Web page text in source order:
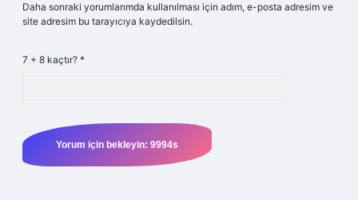
Daha sonraki yorumlarımda kullanılması için adım, e-posta adresim ve
site adresim bu tarayıcıya kaydedilsin.
7 + 8 kaçtır? *